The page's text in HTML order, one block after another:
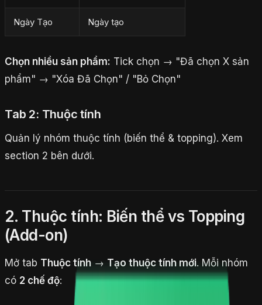
Ngày Tạo Ngày tạo
Chọn nhiều sản phẩm: Tick chọn → "Đã chọn X sản
phẩm" → "Xóa Đã Chọn" / "Bỏ Chọn"
Tab 2: Thuộc tính
Quản lý nhóm thuộc tính (biến thể & topping). Xem
section 2 bên dưới.
2. Thuộc tính: Biến thể vs Topping
(Add-on)
Mở tab Thuộc tính → Tạo thuộc tính mới. Mỗi nhóm
có 2 chế độ: